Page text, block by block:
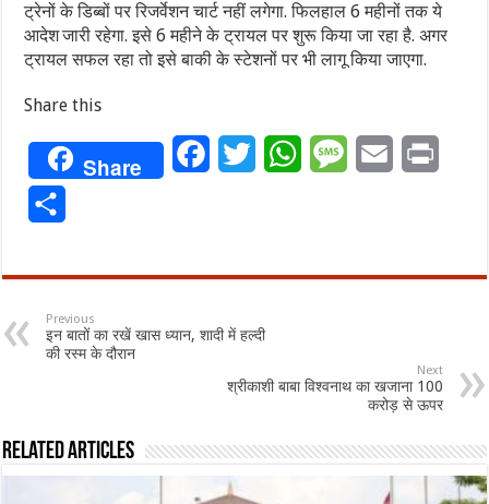
ट्रेनों के डिब्बों पर रिजर्वेशन चार्ट नहीं लगेगा. फिलहाल 6 महीनों तक ये
आदेश जारी रहेगा. इसे 6 महीने के ट्रायल पर शुरू किया जा रहा है. अगर
ट्रायल सफल रहा तो इसे बाकी के स्टेशनों पर भी लागू किया जाएगा.
Share this
Share FacebookTwitterWhatsAppMessageEmail
Previous
इन बातों का रखें खास ध्यान, शादी में हल्दी
की रस्म के दौरान
Next
श्रीकाशी बाबा विश्वनाथ का खजाना 100
करोड़ से ऊपर
Related Articles